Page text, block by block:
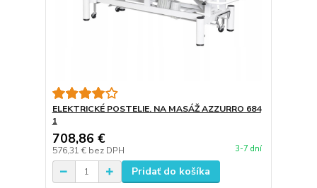
ELEKTRICKÉ POSTELIE. NA MASÁŽ AZZURRO 684
1
708,86 €
576,31 € bez DPH 3-7 dní
Pridať do košíka